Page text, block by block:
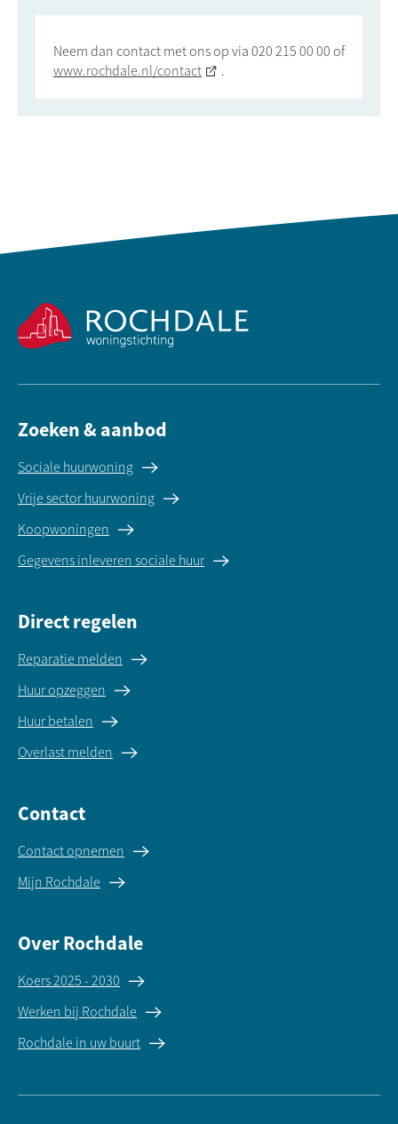
Neem dan contact met ons op via 020 215 00 00 of
www.rochdale.nl/contact
.
Zoeken & aanbod
Sociale huurwoning
Vrije sector huurwoning
Koopwoningen
Gegevens inleveren sociale huur
Direct regelen
Reparatie melden
Huur opzeggen
Huur betalen
Overlast melden
Contact
Contact opnemen
Mijn Rochdale
Over Rochdale
Koers 2025 - 2030
Werken bij Rochdale
Rochdale in uw buurt